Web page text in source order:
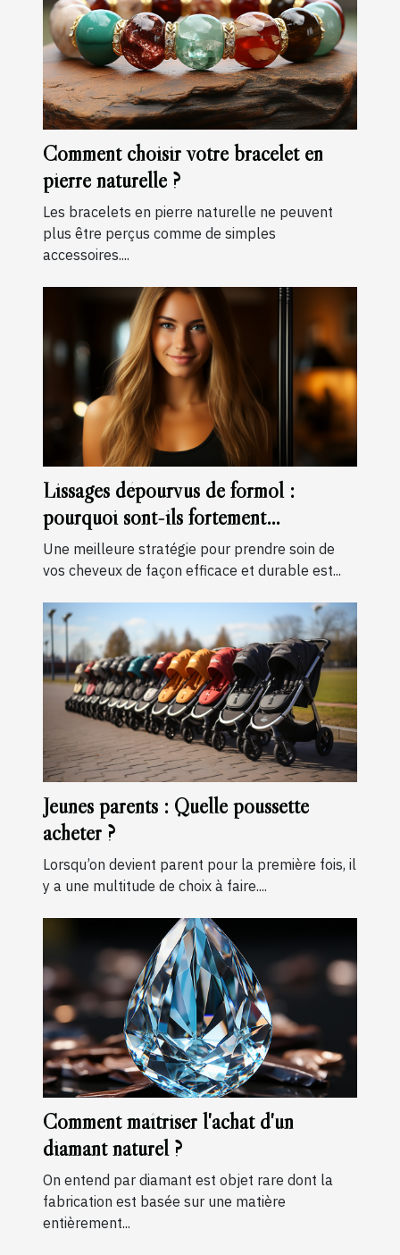
Comment choisir votre bracelet en
pierre naturelle ?
Les bracelets en pierre naturelle ne peuvent
plus être perçus comme de simples
accessoires....
Lissages dépourvus de formol :
pourquoi sont-ils fortement
recommandés ?
Une meilleure stratégie pour prendre soin de
vos cheveux de façon efficace et durable est...
Jeunes parents : Quelle poussette
acheter ?
Lorsqu’on devient parent pour la première fois, il
y a une multitude de choix à faire....
Comment maîtriser l'achat d'un
diamant naturel ?
On entend par diamant est objet rare dont la
fabrication est basée sur une matière
entièrement...